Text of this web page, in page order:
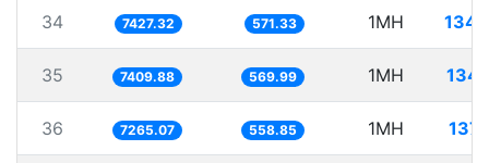
34 7427.32 571.33 1MH
35 7409.88 569.99 1MH
36 7265.07 558.85 1MH